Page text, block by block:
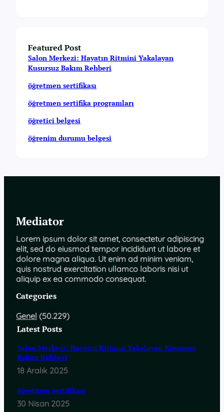
Featured Post
Salon Merkezi: Hayatın Ritmini Yakalayan
Kusursuz Bakım Rehberi
öğretmen sertifikası
öğretmen sertifika programları
öğretici belgesi
öğrenim durumu belgesi
Mediator
Lorem ipsum dolor sit amet, consectetur adipiscing
elit, sed do eiusmod tempor incididunt ut labore et
dolore magna aliqua. Ut enim ad minim veniam,
quis nostrud exercitation ullamco laboris nisi ut
aliquip ex ea commodo consequat.
Categories
Genel (50.229)
Latest Posts
Salon Merkezi: Hayatın Ritmini Yakalayan Kusursuz
Bakım Rehberi
18 Aralık 2025
öğretmen sertifikası
30 Nisan 2025